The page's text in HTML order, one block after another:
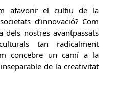
afavorir el cultiu de la
d’innovació? Com
dels nostres avantpassats
tan radicalment
concebre un camí a la
de la creativitat